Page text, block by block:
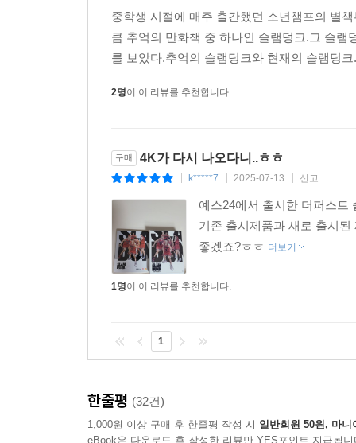
중학생 시절에 매주 출간했던 소년챔프의 별
큼 추억의 만화책 중 하나인 슬램덩크.그 슬
를 보았다.추억의 슬램덩크와 현재의 슬램덩
2명이 이 리뷰를 추천합니다.
구매 4K가 다시 나오다니..ㅎㅎ
k*****7 2025-07-13 신고
예스24에서 출시한 더퍼스트
기존 출시제품과 새로 출시
좋겠죠?ㅎㅎ 더보기
1명이 이 리뷰를 추천합니다.
1
한줄평 (32건)
1,000원 이상 구매 후 한줄평 작성 시 일반회원 50원, 마니
eBook은 다운로드 후 작성한 리뷰만 YES포인트 지급됩니